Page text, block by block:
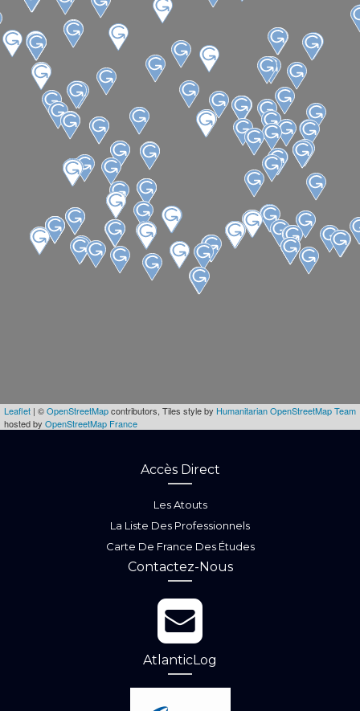
Leaflet | ©OpenStreetMapcontributors, Tiles style by Humanitarian OpenStreetMap Team
hosted by OpenStreetMap France
Accès Direct
Les Atouts
La Liste Des Professionnels
Carte De France Des Études
Contactez-Nous
AtlanticLog